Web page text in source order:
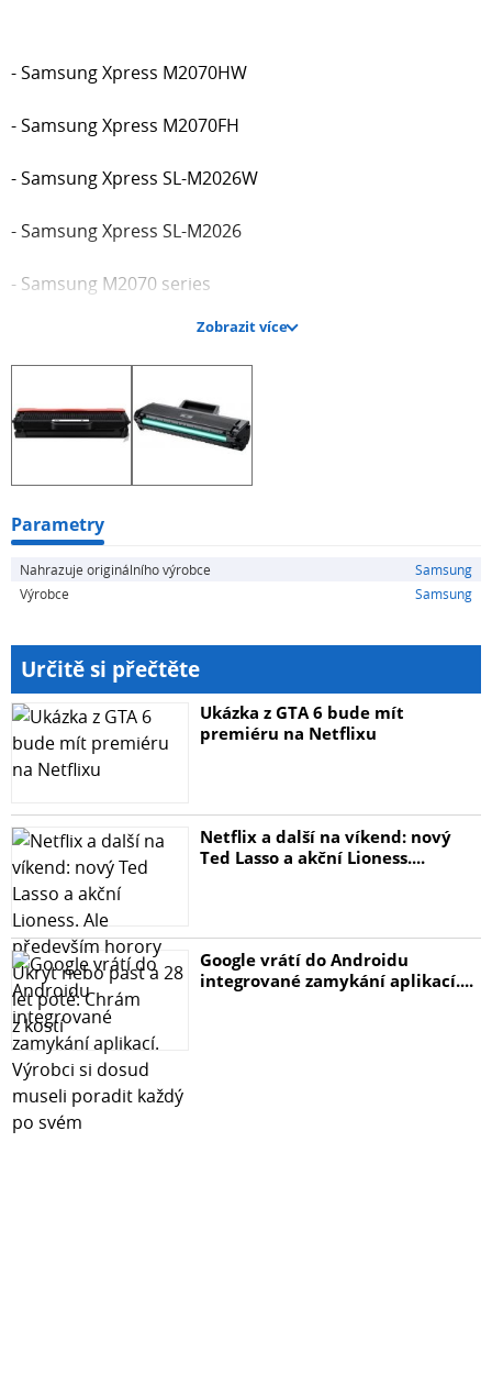
- Samsung Xpress M2070HW
- Samsung Xpress M2070FH
- Samsung Xpress SL-M2026W
- Samsung Xpress SL-M2026
- Samsung M2070 series
- Samsung Xpress SL-M2070/SEE
- Samsung Xpress SL-M2071HW
- Samsung Xpress SL-M2071FH
- Samsung Xpress SL-M2021W
- Samsung Xpress SL-M2021
- Samsung Xpress SL-M2000 Series
- Samsung Xpress M2071W
- Samsung Xpress M2071HW
- Samsung Xpress M2071FW
- Samsung Xpress M2071FH
- Samsung Xpress M2021W
- Samsung Xpress M2021
- Samsung Xpress M2000 Series
- Samsung Xpress SL-M2070W
Zobrazit více
Parametry
Nahrazuje originálního výrobce
Samsung
Výrobce
Samsung
Určitě si přečtěte
Ukázka z GTA 6 bude mít
premiéru na Netflixu
Netflix a další na víkend: nový
Ted Lasso a akční Lioness....
Google vrátí do Androidu
integrované zamykání aplikací....